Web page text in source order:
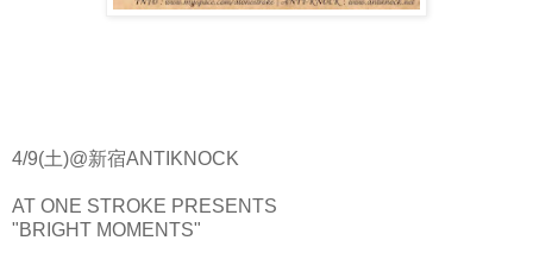
4/9(土)@新宿ANTIKNOCK
AT ONE STROKE PRESENTS
"BRIGHT MOMENTS"